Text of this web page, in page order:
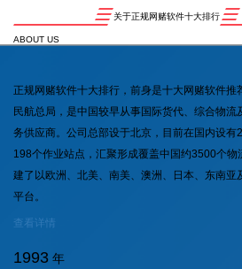
关于正规网赌软件十大排行
ABOUT US
正规网赌软件十大排行，前身是十大网赌软件推
民航总局，是中国较早从事国际货代、综合物流
务供应商。公司总部设于北京，目前在国内设有
198个作业站点，汇聚形成覆盖中国约3500个
建了以欧洲、北美、南美、澳洲、日本、东南亚
平台。
查看详情
1993 年